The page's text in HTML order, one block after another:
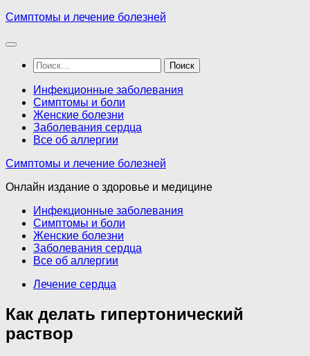
Перейти
содержимому
Симптомы и лечение болезней
Найти:
Инфекционные заболевания
Симптомы и боли
Женские болезни
Заболевания сердца
Все об аллергии
Симптомы и лечение болезней
Онлайн издание о здоровье и медицине
Инфекционные заболевания
Симптомы и боли
Женские болезни
Заболевания сердца
Все об аллергии
Лечение сердца
Как делать гипертонический
раствор